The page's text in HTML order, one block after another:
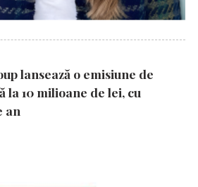
lansează o emisiune de
la 10 milioane de lei, cu
an